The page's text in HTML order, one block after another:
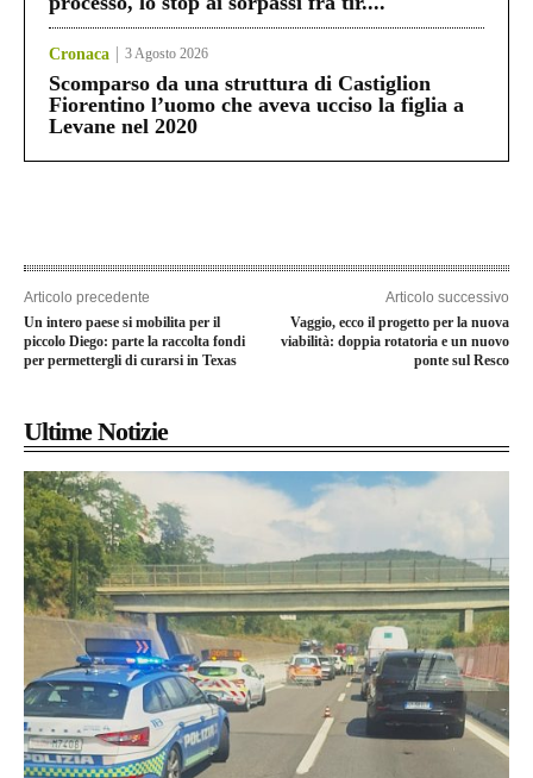
Cronaca 3 Agosto 2026
Scomparso da una struttura di Castiglion
Fiorentino l’uomo che aveva ucciso la figlia a
Levane nel 2020
Articolo precedente
Un intero paese si mobilita per il
piccolo Diego: parte la raccolta fondi
per permettergli di curarsi in Texas
Articolo successivo
Vaggio, ecco il progetto per la nuova
viabilità: doppia rotatoria e un nuovo
ponte sul Resco
Ultime Notizie